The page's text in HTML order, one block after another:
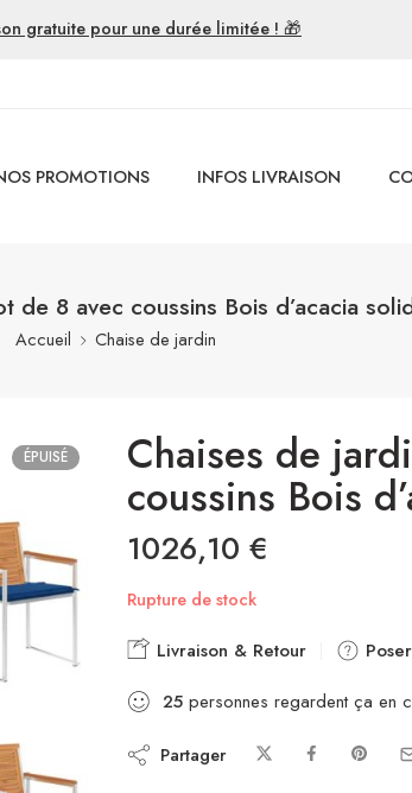
gratuite pour une durée limitée ! 🎁
PROMOTIONS INFOS LIVRAISON
de 8 avec coussins Bois d’acacia
Accueil Chaise de jardin
ÉPUISÉ Chaises de
coussins Bois
1026,10 €
Rupture de stock
Livraison & Retour
25 personnes regardent ça en
Partager